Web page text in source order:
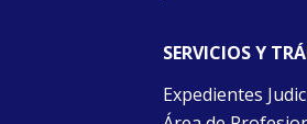
SERVICIOS Y
Expedientes